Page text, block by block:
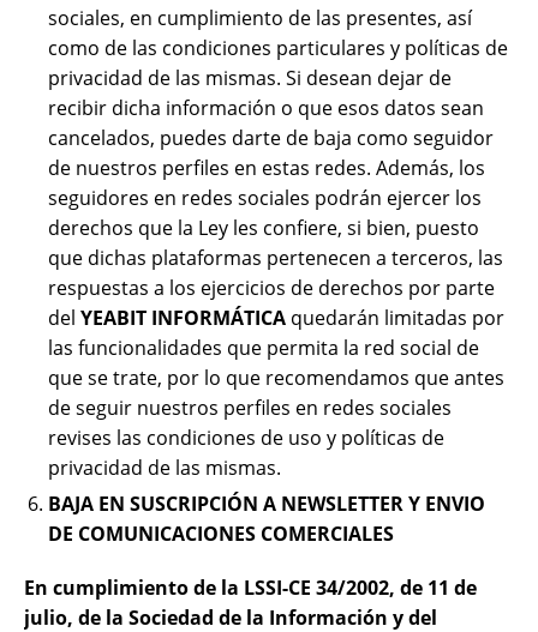
sociales, en cumplimiento de las presentes, así
como de las condiciones particulares y políticas de
privacidad de las mismas. Si desean dejar de
recibir dicha información o que esos datos sean
cancelados, puedes darte de baja como seguidor
de nuestros perfiles en estas redes. Además, los
seguidores en redes sociales podrán ejercer los
derechos que la Ley les confiere, si bien, puesto
que dichas plataformas pertenecen a terceros, las
respuestas a los ejercicios de derechos por parte
del YEABIT INFORMÁTICA quedarán limitadas por
las funcionalidades que permita la red social de
que se trate, por lo que recomendamos que antes
de seguir nuestros perfiles en redes sociales
revises las condiciones de uso y políticas de
privacidad de las mismas.
BAJA EN SUSCRIPCIÓN A NEWSLETTER Y ENVIO
DE COMUNICACIONES COMERCIALES
En cumplimiento de la LSSI-CE 34/2002, de 11 de
julio, de la Sociedad de la Información y del